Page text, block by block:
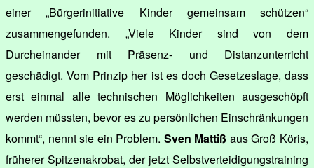
einer „Bürgerinitiative Kinder gemeinsam schützen“
zusammengefunden. „Viele Kinder sind von dem
Durcheinander mit Präsenz- und Distanzunterricht
geschädigt. Vom Prinzip her ist es doch Gesetzeslage, dass
erst einmal alle technischen Möglichkeiten ausgeschöpft
werden müssten, bevor es zu persönlichen Einschränkungen
kommt“, nennt sie ein Problem. Sven Mattiß aus Groß Köris,
früherer Spitzenakrobat, der jetzt Selbstverteidigungstraining